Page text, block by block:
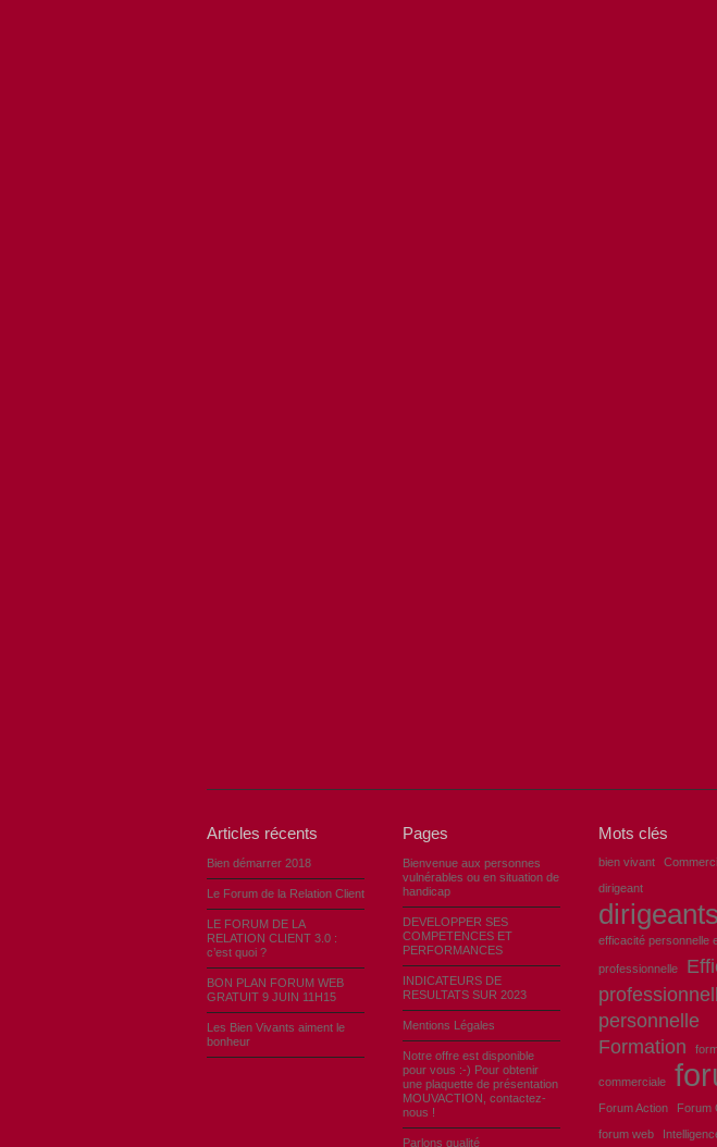
Articles récents
Bien démarrer 2018
Le Forum de la Relation Client
LE FORUM DE LA
RELATION CLIENT 3.0 :
c’est quoi ?
BON PLAN FORUM WEB
GRATUIT 9 JUIN 11H15
Les Bien Vivants aiment le
bonheur
Pages
Bienvenue aux personnes
vulnérables ou en situation de
handicap
DEVELOPPER SES
COMPETENCES ET
PERFORMANCES
INDICATEURS DE
RESULTATS SUR 2023
Mentions Légales
Notre offre est disponible
pour vous :-) Pour obtenir
une plaquette de présentation
MOUVACTION, contactez-
nous !
Parlons qualité
Mots clés
bien vivant
dirigeant
dirigeants
efficacité personnelle
professionnelle
personnelle
Formation
commerciale
Forum Action
Forum
forum web